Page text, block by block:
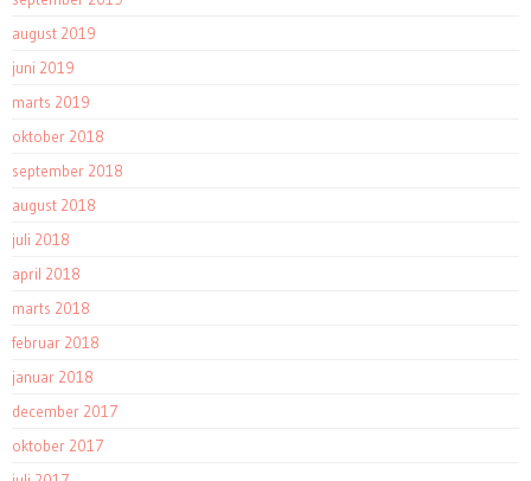
august 2019
juni 2019
marts 2019
oktober 2018
september 2018
august 2018
juli 2018
april 2018
marts 2018
februar 2018
januar 2018
december 2017
oktober 2017